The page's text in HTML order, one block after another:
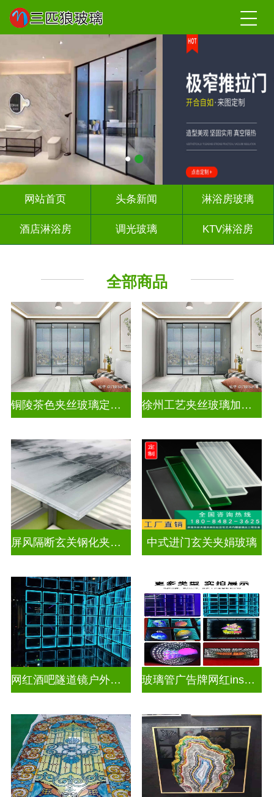
网站首页 头条新闻 淋浴房玻璃
酒店淋浴房 调光玻璃 KTV淋浴房
全部商品
铜陵茶色夹丝玻璃定制电话 徐州工艺夹丝玻璃加工企业
屏风隔断玄关钢化夹胶艺术玻璃 中式进门玄关夹娟玻璃
网红酒吧隧道镜户外门头招牌深渊镜千层镜 玻璃管广告牌网红ins灯带造型装饰千层镜深渊镜